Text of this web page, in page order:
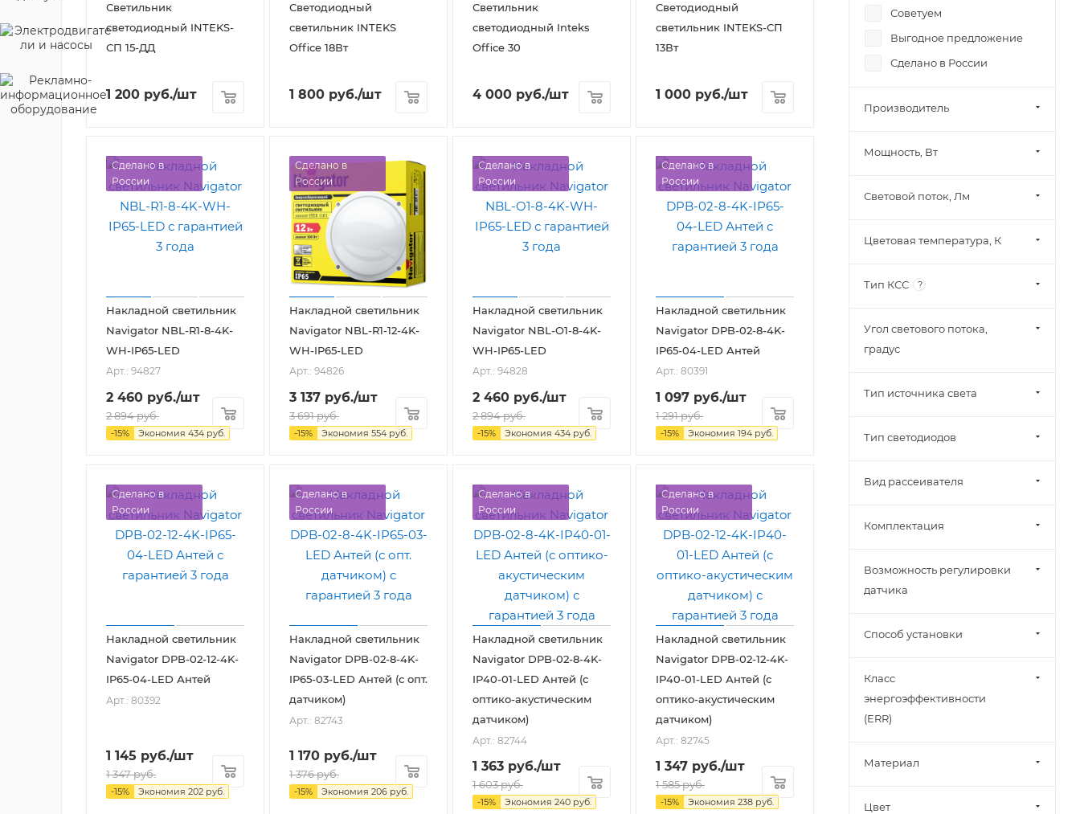
Светильник
светодиодный INTEKS-
СП 15-ДД
1 200 руб./шт
Светодиодный
светильник INTEKS
Office 18Вт
1 800 руб./шт
Светильник
светодиодный Inteks
Office 30
4 000 руб./шт
Светодиодный
светильник INTEKS-СП
13Вт
1 000 руб./шт
Сделано в
России
Накладной светильник
Navigator NBL-R1-8-4K-
WH-IP65-LED
Арт.: 94827
2 460 руб./шт
2 894руб.
-15% Экономия 434 руб.
Сделано в
России
Накладной светильник
Navigator NBL-R1-12-4K-
WH-IP65-LED
Арт.: 94826
3 137 руб./шт
3 691руб.
-15% Экономия 554 руб.
Сделано в
России
Накладной светильник
Navigator NBL-O1-8-4K-
WH-IP65-LED
Арт.: 94828
2 460 руб./шт
2 894руб.
-15% Экономия 434 руб.
Сделано в
России
Накладной светильник
Navigator DPB-02-8-4K-
IP65-04-LED Антей
Арт.: 80391
1 097 руб./шт
1 291руб.
-15% Экономия 194 руб.
Сделано в
России
Накладной светильник
Navigator DPB-02-12-4K-
IP65-04-LED Антей
Арт.: 80392
1 145 руб./шт
1 347руб.
-15% Экономия 202 руб.
Сделано в
России
Накладной светильник
Navigator DPB-02-8-4K-
IP65-03-LED Антей (с опт.
датчиком)
Арт.: 82743
1 170 руб./шт
1 376руб.
-15% Экономия 206 руб.
Сделано в
России
Накладной светильник
Navigator DPB-02-8-4K-
IP40-01-LED Антей (с
оптико-акустическим
датчиком)
Арт.: 82744
1 363 руб./шт
1 603руб.
-15% Экономия 240 руб.
Сделано в
России
Накладной светильник
Navigator DPB-02-12-4K-
IP40-01-LED Антей (с
оптико-акустическим
датчиком)
Арт.: 82745
1 347 руб./шт
1 585руб.
-15% Экономия 238 руб.
Советуем
Выгодное предложение
Сделано в России
Производитель
Мощность, Вт
Световой поток, Лм
Цветовая температура, К
Тип КСС ?
Угол светового потока,
градус
Тип источника света
Тип светодиодов
Вид рассеивателя
Комплектация
Возможность регулировки
датчика
Способ установки
Класс
энергоэффективности
(ERR)
Материал
Цвет